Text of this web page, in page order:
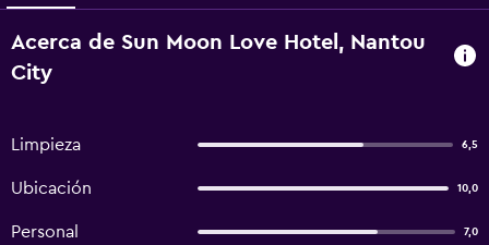
Acerca de Sun Moon Love Hotel, Nantou
City
Limpieza 6,5
Ubicación 10,0
Personal 7,0